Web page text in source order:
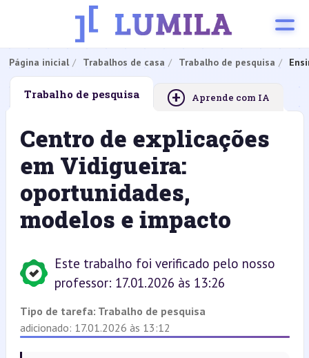
Página inicial Trabalhos de casa Trabalho de pesquisa
Trabalho de pesquisa + Aprende com IA
Centro de explicações
em Vidigueira:
oportunidades,
modelos e impacto
Este trabalho foi verificado pelo nosso
professor: 17.01.2026 às 13:26
Tipo de tarefa: Trabalho de pesquisa
adicionado: 17.01.2026 às 13:12